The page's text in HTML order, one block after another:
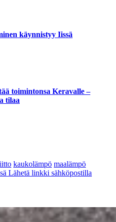
käynnistyy Iissä
toimintonsa Keravalle –
tilaa
kaukolämpö maalämpö
Lähetä linkki sähköpostilla